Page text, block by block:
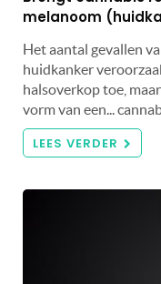
melanoom
Het aantal gevallen
huidkanker
halsoverkop toe,
vorm van een...
LEES VERDER